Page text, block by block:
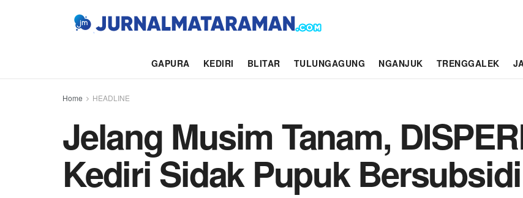
GAPURA KEDIRI BLITAR TULUNGAGUNG NGANJUK TRENGGALEK
Home HEADLINE
Jelang Musim Tanam,
Kediri Sidak Pupuk Bersubsidi